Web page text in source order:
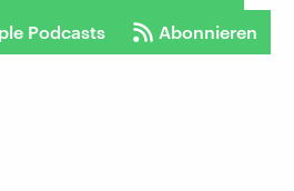
Podcasts Abonnieren